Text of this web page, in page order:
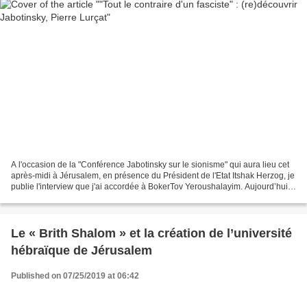
A l'occasion de la "Conférence Jabotinsky sur le sionisme" qui aura lieu cet
après-midi à Jérusalem, en présence du Président de l'Etat Itshak Herzog, je
publie l'interview que j'ai accordée à BokerTov Yeroushalayim. Aujourd’hui
Le « Brith Shalom » et la création de l’université
hébraïque de Jérusalem
Published on 07/25/2019 at 06:42